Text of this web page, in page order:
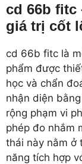
cd 66b fitc
giá trị cốt
cd 66b fitc là
phẩm được
học và chẩn
nhận diện
rộng phạm vi
phép đo nhắm
thái này nằm ở
năng tích hợp